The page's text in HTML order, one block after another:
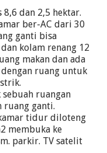
dan 2,5 hektar.
ber-AC dari 30
ganti bisa
kolam renang 12
makan dan ada
ruang untuk
ruangan
ruang ganti.
tidur diloteng
membuka ke
parkir. TV satelit